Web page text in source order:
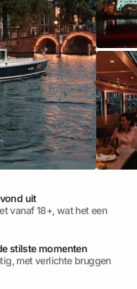
uit
vanaf 18+, wat het een
stilste momenten
met verlichte bruggen